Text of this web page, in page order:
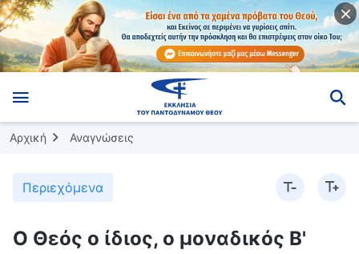
Αρχική Αναγνώσεις
Περιεχόμενα
Ο Θεός ο ίδιος, ο μοναδικός Β'